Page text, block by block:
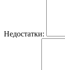
Недостатки: